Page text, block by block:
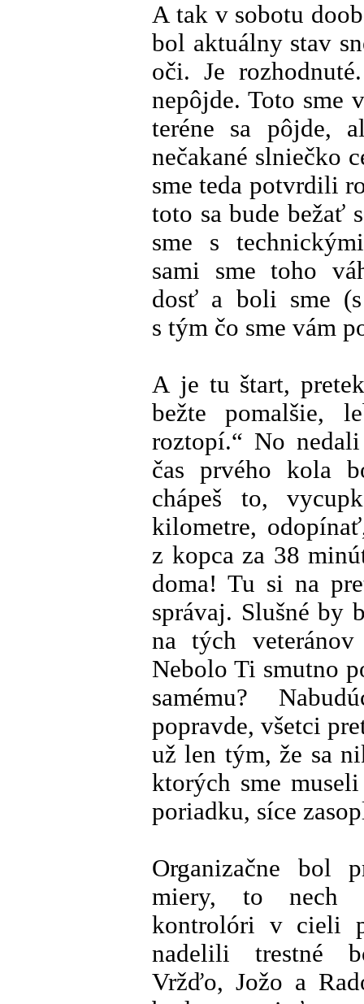
A tak v sobotu
bol aktuálny stav
oči. Je
nepôjde. Toto
teréne sa pôjde,
nečakané slniečko
sme teda potvrdili
toto sa bude bežať
sme s
sami sme toho
dosť a boli sme
s tým čo sme vám
A je tu štart,
bežte pomalšie,
roztopí.“ No
čas prvého kola
chápeš to,
kilometre,
z kopca za 38
doma! Tu si na
správaj. Slušné by
na tých
Nebolo Ti smutno
samému?
popravde, všetci
už len tým, že sa
ktorých sme
poriadku, síce
Organizačne bol
miery, to nech
kontrolóri v cieli
nadelili trestné
Vržďo, Jožo a